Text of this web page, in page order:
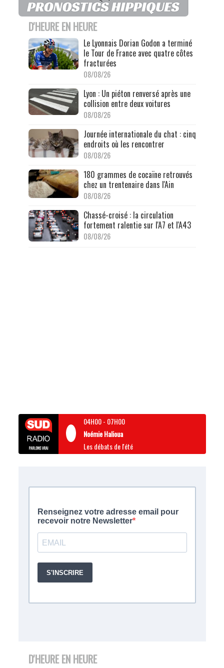
D'HEURE EN HEURE
Le Lyonnais Dorian Godon a terminé
le Tour de France avec quatre côtes
fracturées
08/08/26
Lyon : Un piéton renversé après une
collision entre deux voitures
08/08/26
Journée internationale du chat : cinq
endroits où les rencontrer
08/08/26
180 grammes de cocaïne retrouvés
chez un trentenaire dans l'Ain
08/08/26
Chassé-croisé : la circulation
fortement ralentie sur l'A7 et l'A43
08/08/26
04H00- 07H00
Noémie Halioua
Les débats de l'été
D'HEURE EN HEURE